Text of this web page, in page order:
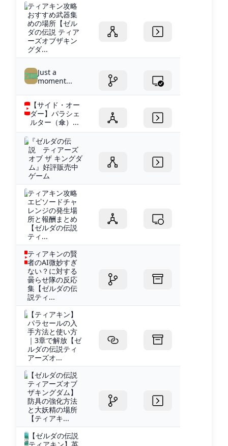
ティアキン攻略
おすすめ武器集
めの場所【ゼル
ダの伝説 ティア
ーズオブザキン
グダ...
Just a
moment...
【サイド・オー
ダー】パラシェ
ルター（傘）...
『ゼルダの伝
説 ティアーズ
オブ ザ キングダ
ム』好評販売中
ゲーム
ティアキン攻略
エピソードチャ
レンジの発生場
所と報酬まとめ
【ゼルダの伝説
ティ...
ティアキンの賢
者のAI微妙すぎ
ない？に対する
曇らせ隊の反応
集【ゼルダの伝
説ティ...
【ティアキン】
パラセールの入
手方法と使い方
｜3章で解放【ゼ
ルダの伝説ティ
アーズオ...
【ゼルダの伝説
ティアーズオブ
ザキングダム】
防具の強化方法
と大妖精の場所
【ティアキ...
【ゼルダの伝説